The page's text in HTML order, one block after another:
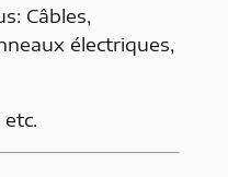
Câbles,
électriques,